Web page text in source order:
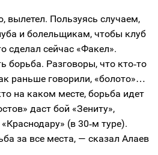
вылетел. Пользуясь случаем,
и болельщикам, чтобы клуб
сделал сейчас «Факел».
борьба. Разговоры, что кто‑то
раньше говорили, «болото»…
на каком месте, борьба идет
даст бой «Зениту»,
(в 30‑м туре).
за все места, — сказал Алаев